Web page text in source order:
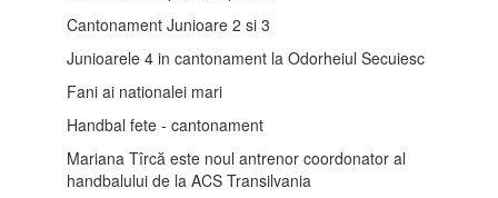
Cantonament Junioare 2 si 3
Junioarele 4 in cantonament la Odorheiul Secuiesc
Fani ai nationalei mari
Handbal fete - cantonament
Mariana Tîrcă este noul antrenor coordonator al
handbalului de la ACS Transilvania